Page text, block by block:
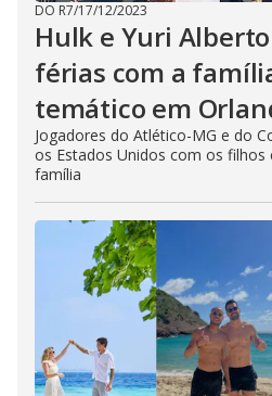
DO R7/17/12/2023
Hulk e Yuri
férias com a
temático em
Jogadores do Atlético-MG e do
os Estados Unidos com os filhos
família